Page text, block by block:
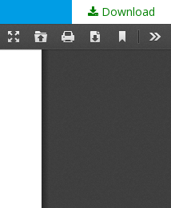
Download